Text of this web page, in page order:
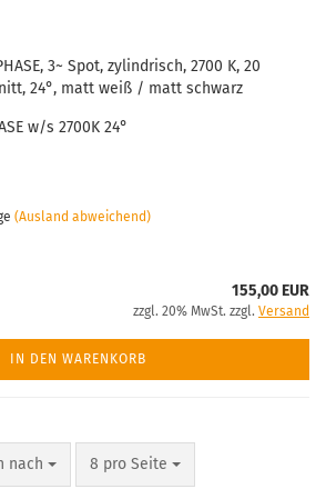
3~ Spot, zylindrisch, 2700 K, 20
24°, matt weiß / matt schwarz
w/s 2700K 24°
(Ausland abweichend)
155,00 EUR
zzgl. 20% MwSt. zzgl. Versand
IN DEN WARENKORB
nach
nach 8 pro Seite
pro Seite